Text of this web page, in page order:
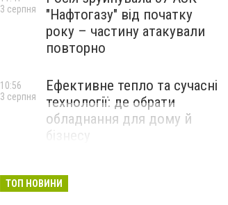
Новомосковск 0569 кп 2
"Нафтогазу" від початку
року – частину атакували
повторно
3 серпня
Ефективне тепло та сучасні
технології: де обрати
обладнання для дому й
бізнесу
10:56
3 серпня
ТОП НОВИНИ